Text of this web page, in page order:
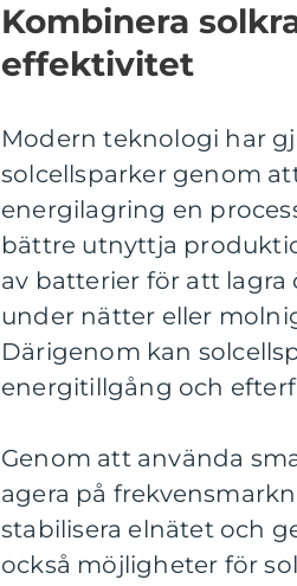
Kombinera
effektivitet
Modern teknologi har
solcellsparker genom
energilagring en
bättre utnyttja
av batterier för att lagra
under nätter eller
Därigenom kan
energitillgång och
Genom att använda
agera på
stabilisera elnätet och
också möjligheter för